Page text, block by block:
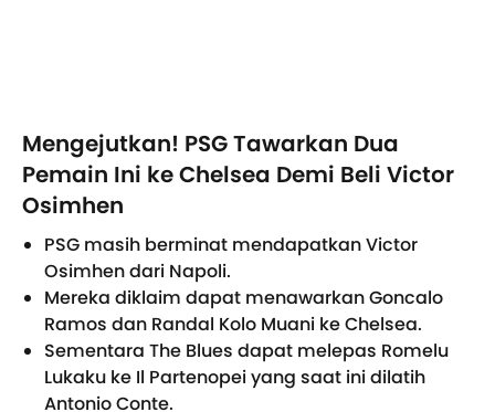
Mengejutkan! PSG Tawarkan Dua
Pemain Ini ke Chelsea Demi Beli Victor
Osimhen
PSG masih berminat mendapatkan Victor
Osimhen dari Napoli.
Mereka diklaim dapat menawarkan Goncalo
Ramos dan Randal Kolo Muani ke Chelsea.
Sementara The Blues dapat melepas Romelu
Lukaku ke Il Partenopei yang saat ini dilatih
Antonio Conte.